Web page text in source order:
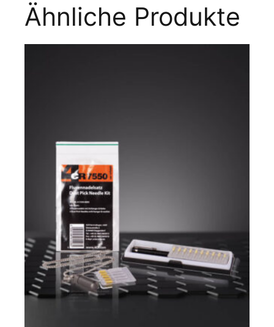
Ähnliche Produkte